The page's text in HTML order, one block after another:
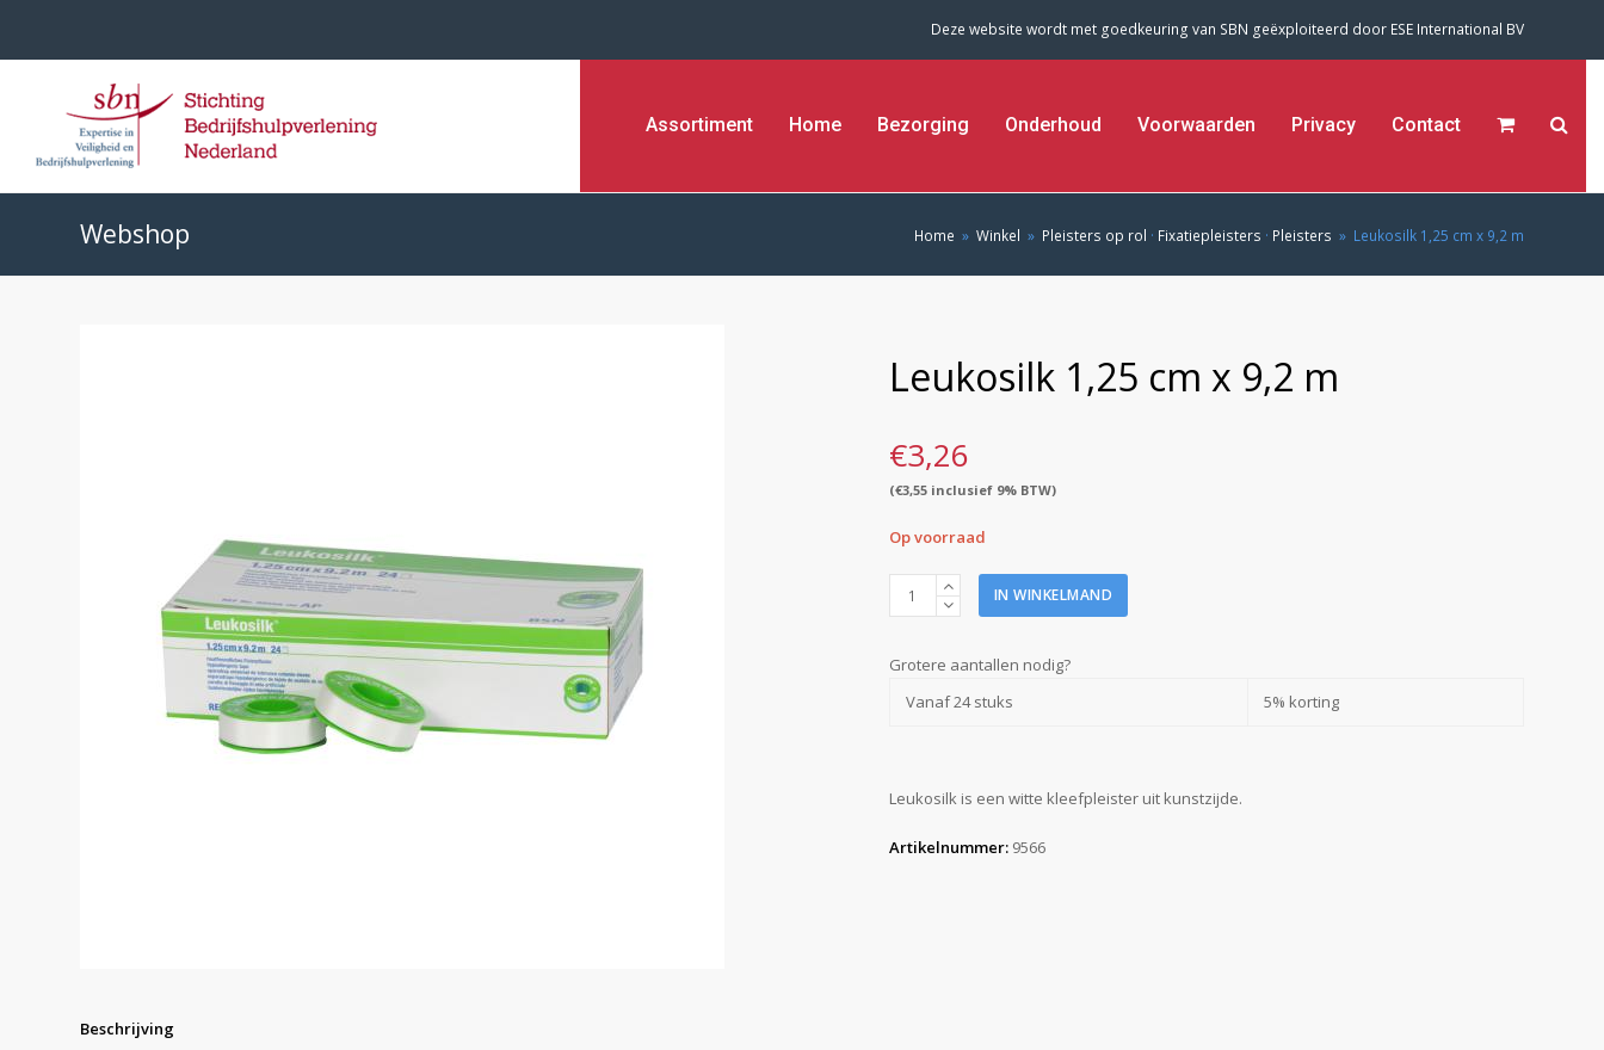
Deze website wordt met goedkeuring van SBN geëxploiteerd door ESE International BV
Assortiment Home Bezorging Onderhoud Voorwaarden Privacy Contact
Webshop Home » Winkel » Pleisters op rol · Fixatiepleisters · Pleisters » Leukosilk 1,25 cm x 9,2 m
Leukosilk 1,25 cm x 9,2 m
€3,26
(€3,55inclusief 9% BTW)
Op voorraad
Leukosilk
1,25
x
IN WINKELMAND
Grotere aantallen nodig?
Vanaf 24 stuks
5% korting
Leukosilk is een witte kleefpleister uit kunstzijde.
Artikelnummer: 9566
Beschrijving